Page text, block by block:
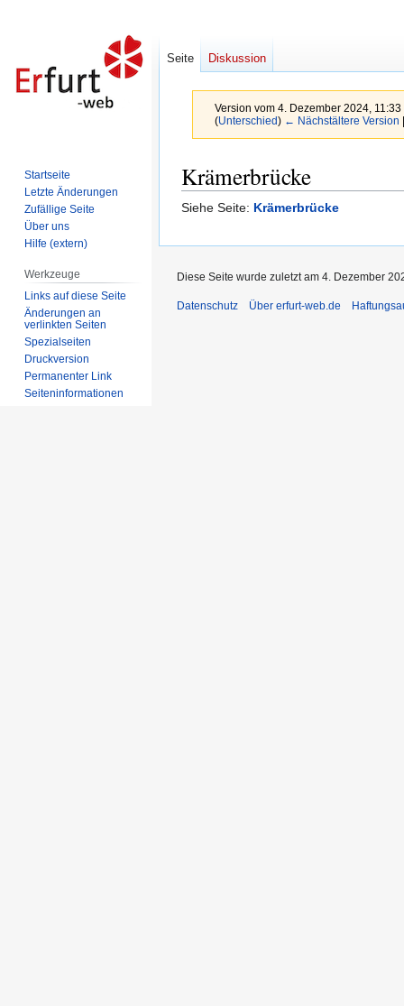
Version vom 4. Dezember 2024,
(Unterschied) ← Nächstältere Version
Navigation
springen
Suche
springen
Krämerbrücke
Siehe Seite: Krämerbrücke
Seite Diskussion
Startseite
Letzte Änderungen
Zufällige Seite
Über uns
Hilfe (extern)
Werkzeuge
Links auf diese Seite
Änderungen an
verlinkten Seiten
Spezialseiten
Druckversion
Permanenter Link
Seiten­informationen
Diese Seite wurde zuletzt am 4. Dezember
Datenschutz Über erfurt-web.de